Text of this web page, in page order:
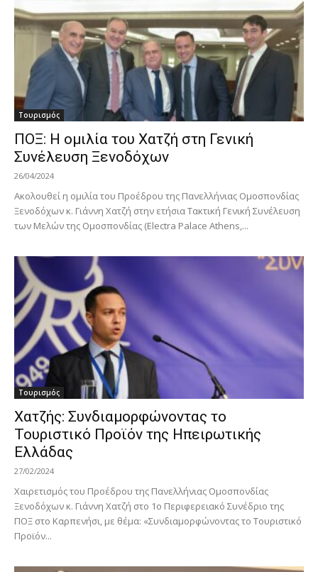
Τουρισμός
ΠΟΞ: Η ομιλία του Χατζή στη Γενική
Συνέλευση Ξενοδόχων
26/04/2024
Ακολουθεί η ομιλία του Προέδρου της Πανελλήνιας Ομοσπονδίας
Ξενοδόχων κ. Γιάννη Χατζή στην ετήσια Τακτική Γενική Συνέλευση
των Μελών της Ομοσπονδίας (Electra Palace Athens,...
Τουρισμός
Χατζής: Συνδιαμορφώνοντας το
Τουριστικό Προϊόν της Ηπειρωτικής
Ελλάδας
27/02/2024
Χαιρετισμός του Προέδρου της Πανελλήνιας Ομοσπονδίας
Ξενοδόχων κ. Γιάννη Χατζή στο 1ο Περιφερειακό Συνέδριο της
ΠΟΞ στο Καρπενήσι, με θέμα: «Συνδιαμορφώνοντας το Τουριστικό
Προϊόν...